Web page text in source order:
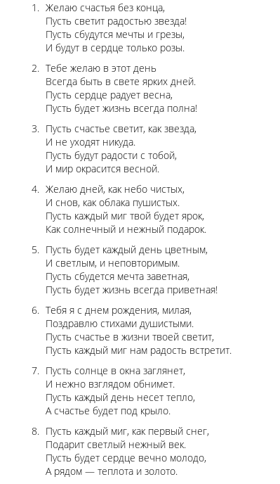
Желаю счастья без конца,
Пусть светит радостью звезда!
Пусть сбудутся мечты и грезы,
И будут в сердце только розы.
Тебе желаю в этот день
Всегда быть в свете ярких дней.
Пусть сердце радует весна,
Пусть будет жизнь всегда полна!
Пусть счастье светит, как звезда,
И не уходят никуда.
Пусть будут радости с тобой,
И мир окрасится весной.
Желаю дней, как небо чистых,
И снов, как облака пушистых.
Пусть каждый миг твой будет ярок,
Как солнечный и нежный подарок.
Пусть будет каждый день цветным,
И светлым, и неповторимым.
Пусть сбудется мечта заветная,
Пусть будет жизнь всегда приветная!
Тебя я с днем рождения, милая,
Поздравлю стихами душистыми.
Пусть счастье в жизни твоей светит,
Пусть каждый миг нам радость встретит.
Пусть солнце в окна заглянет,
И нежно взглядом обнимет.
Пусть каждый день несет тепло,
А счастье будет под крыло.
Пусть каждый миг, как первый снег,
Подарит светлый нежный век.
Пусть будет сердце вечно молодо,
А рядом — теплота и золото.